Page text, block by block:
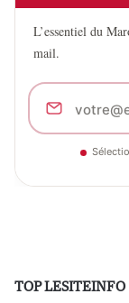
L’essentiel du
mail.
TOP LESITEINFO